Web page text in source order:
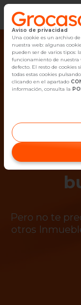
Pero no te
otros
Aviso de privacidad
Una cookie es un archivo
nuestra web: algunas
pueden ser de varios tipos:
funcionamiento de nuestra
defecto. El resto de cookies
todas estas cookies
clicando en el apartado
información, consulta la